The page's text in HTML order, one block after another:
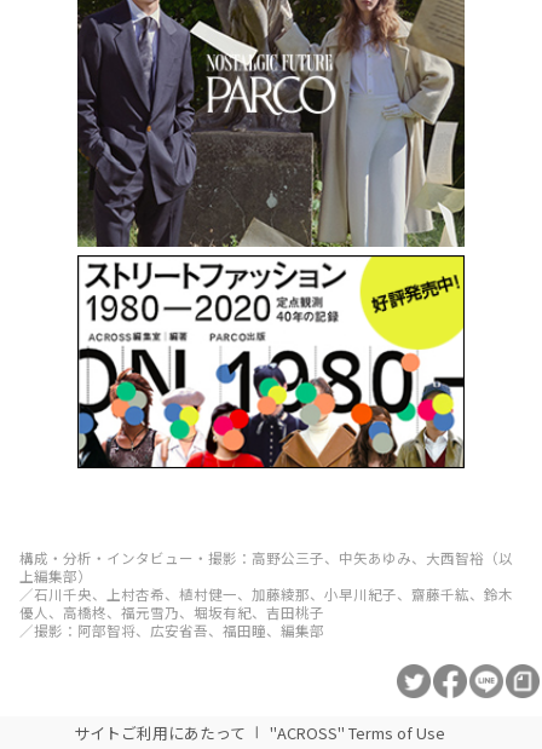
構成・分析・インタビュー・撮影：高野公三子、中矢あゆみ、大西智裕（以
上編集部）
／石川千央、上村杏希、植村健一、加藤綾那、小早川紀子、齋藤千紘、鈴木
優人、高橋柊、福元雪乃、堀坂有紀、吉田桃子
／撮影：阿部智将、広安省吾、福田瞳、編集部
サイトご利用にあたって "ACROSS" Terms of Use